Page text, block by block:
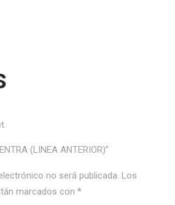
(LINEA ANTERIOR)”
no será publicada. Los
marcados con *